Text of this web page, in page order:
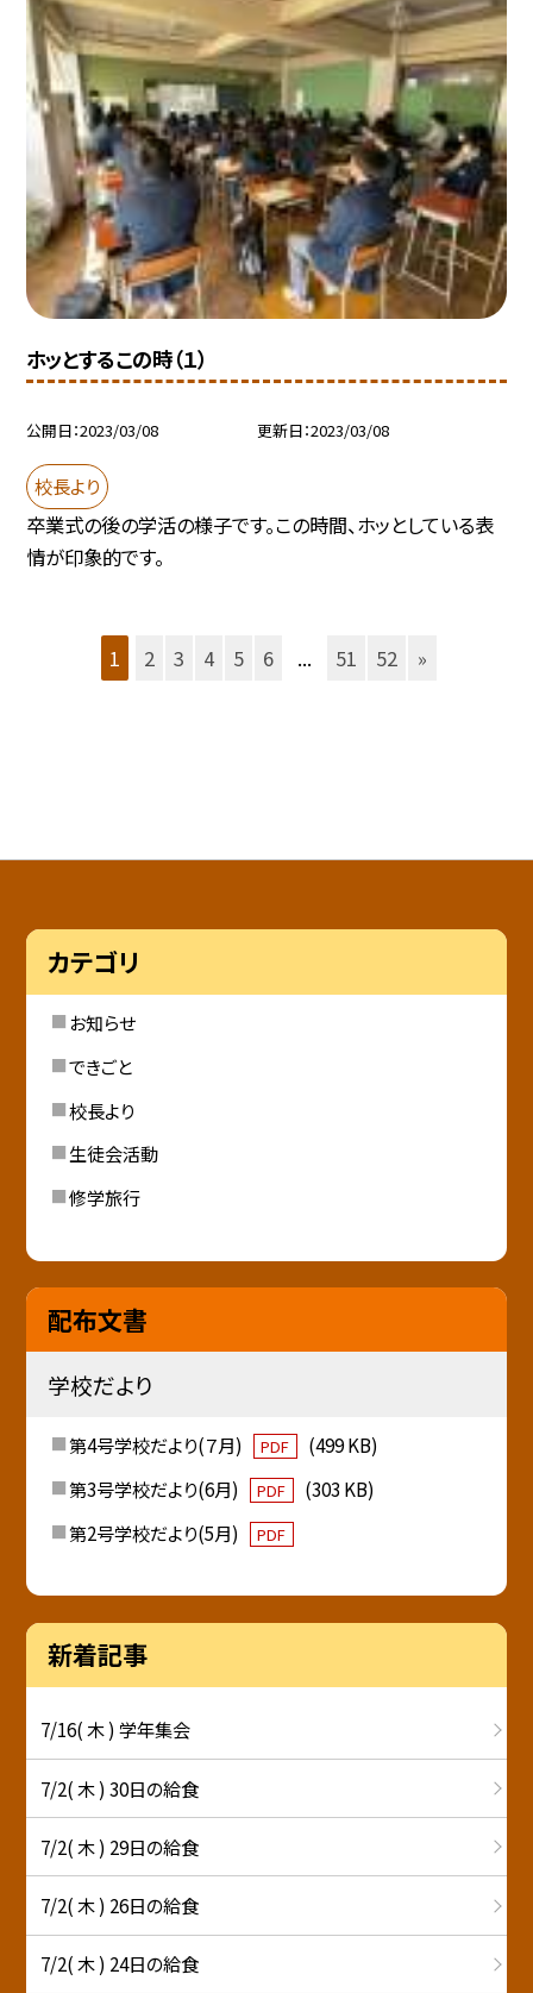
ホッとするこの時（１）
公開日 2023/03/08 更新日 2023/03/08
校長より
卒業式の後の学活の様子です。この時間、ホッとしている表
情が印象的です。
1 2 3 4 5 6 ... 51 52 »
カテゴリ
お知らせ
できごと
校長より
生徒会活動
修学旅行
配布文書
学校だより
第4号学校だより(７月) PDF
(499 KB)
第3号学校だより(6月)
PDF
(303 KB)
第2号学校だより(5月)
PDF
新着記事
7/16( 木 ) 学年集会
7/2( 木 ) 30日の給食
7/2( 木 ) 29日の給食
7/2( 木 ) 26日の給食
7/2( 木 ) 24日の給食